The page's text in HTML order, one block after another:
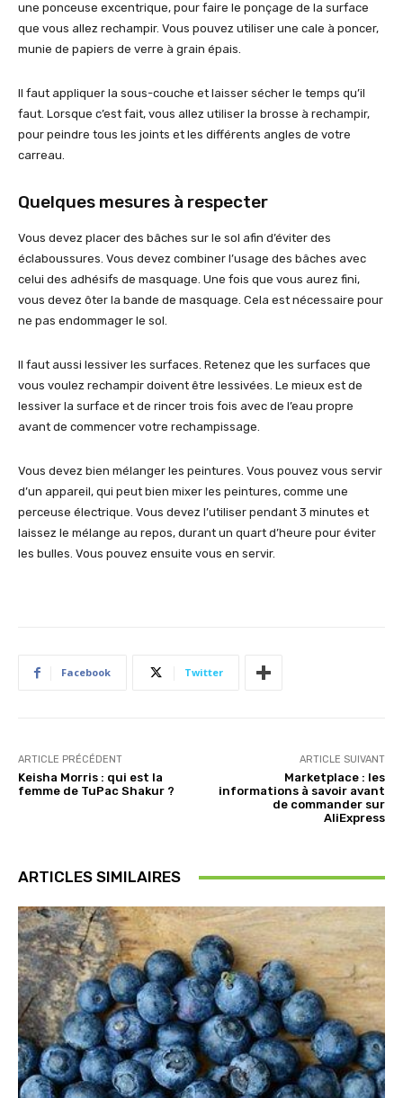
une ponceuse excentrique, pour faire le ponçage de la surface
que vous allez rechampir. Vous pouvez utiliser une cale à poncer,
munie de papiers de verre à grain épais.
Il faut appliquer la sous-couche et laisser sécher le temps qu’il
faut. Lorsque c’est fait, vous allez utiliser la brosse à rechampir,
pour peindre tous les joints et les différents angles de votre
carreau.
Quelques mesures à respecter
Vous devez placer des bâches sur le sol afin d’éviter des
éclaboussures. Vous devez combiner l’usage des bâches avec
celui des adhésifs de masquage. Une fois que vous aurez fini,
vous devez ôter la bande de masquage. Cela est nécessaire pour
ne pas endommager le sol.
Il faut aussi lessiver les surfaces. Retenez que les surfaces que
vous voulez rechampir doivent être lessivées. Le mieux est de
lessiver la surface et de rincer trois fois avec de l’eau propre
avant de commencer votre rechampissage.
Vous devez bien mélanger les peintures. Vous pouvez vous servir
d’un appareil, qui peut bien mixer les peintures, comme une
perceuse électrique. Vous devez l’utiliser pendant 3 minutes et
laissez le mélange au repos, durant un quart d’heure pour éviter
les bulles. Vous pouvez ensuite vous en servir.
Facebook Twitter
ARTICLE PRÉCÉDENT
Keisha Morris : qui est la
femme de TuPac Shakur ?
ARTICLE SUIVANT
Marketplace : les
informations à savoir avant
de commander sur
AliExpress
ARTICLES SIMILAIRES